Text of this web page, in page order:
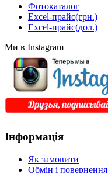
Фотокаталог
Excel-прайс(грн.)
Excel-прайс(дол.)
Ми в Instagram
Інформація
Як замовити
Обмін і повернення